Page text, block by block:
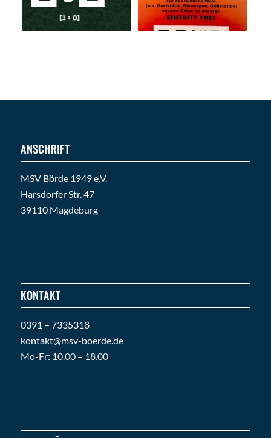
ANSCHRIFT
MSV Börde 1949 e.V.
Harsdorfer Str. 47
39110 Magdeburg
KONTAKT
0391 – 7335318
kontakt@msv-boerde.de
Mo-Fr: 10.00 – 18.00